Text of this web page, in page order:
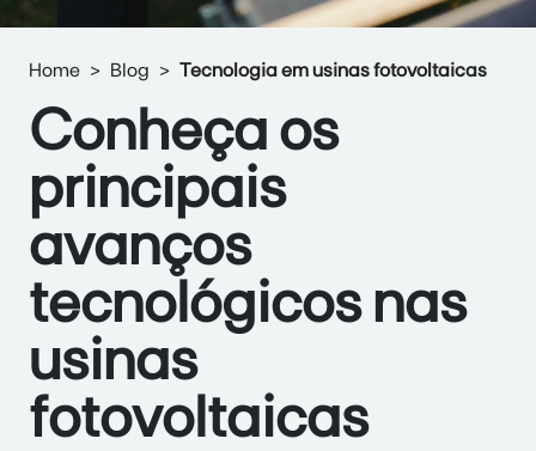
Home Blog Tecnologia em usinas fotovoltaicas
Conheça os
principais
avanços
tecnológicos nas
usinas
fotovoltaicas